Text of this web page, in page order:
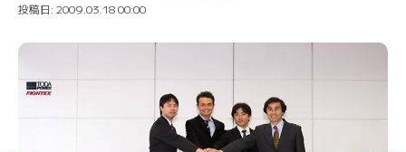
投稿日: 2009.03.18 00:00